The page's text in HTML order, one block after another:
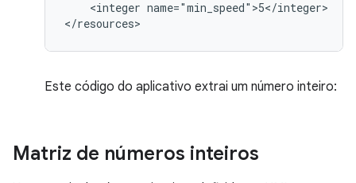
<integer name="min_speed">5</integer>
</resources>
Este código do aplicativo extrai um número inteiro:
Matriz de números inteiros